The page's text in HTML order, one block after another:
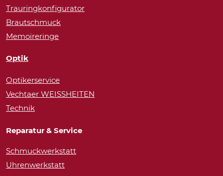
Trauringkonfigurator
Brautschmuck
Memoireringe
Optik
Optikerservice
Vechtaer WEISSHEITEN
Technik
Reparatur & Service
Schmuckwerkstatt
Uhrenwerkstatt